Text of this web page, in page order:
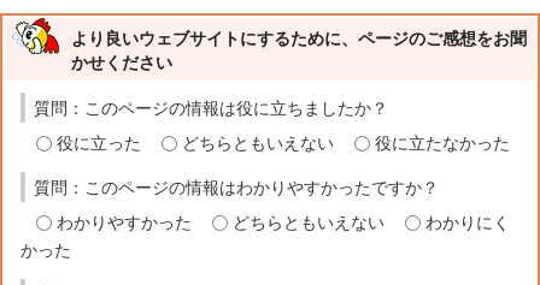
より良いウェブサイトにするために、ページのご感想をお聞
かせください
質問：このページの情報は役に立ちましたか？
役に立った
どちらともいえない 役に立たなかった
質問：このページの情報はわかりやすかったですか？
わかりやすかった
どちらともいえない
わかりにく
かった